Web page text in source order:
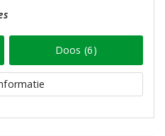
Doos (6)